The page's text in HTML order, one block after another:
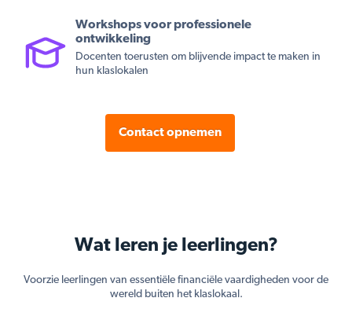
Workshops voor professionele
ontwikkeling
Docenten toerusten om blijvende impact te maken in
hun klaslokalen
Contact opnemen
Wat leren je leerlingen?
Voorzie leerlingen van essentiële financiële vaardigheden voor de
wereld buiten het klaslokaal.